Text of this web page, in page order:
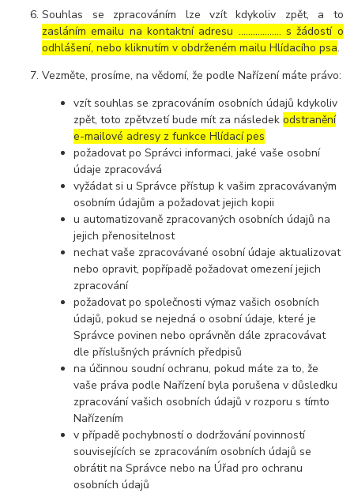
Souhlas se zpracováním lze vzít kdykoliv zpět, a to
zasláním emailu na kontaktní adresu ..……………. s žádostí o
odhlášení, nebo kliknutím v obdrženém mailu Hlídacího psa.
Vezměte, prosíme, na vědomí, že podle Nařízení máte právo:
vzít souhlas se zpracováním osobních údajů kdykoliv
zpět, toto zpětvzetí bude mít za následekodstranění
e-mailové adresy z funkce Hlídací pes
požadovat po Správci informaci, jaké vaše osobní
údaje zpracovává
vyžádat si u Správce přístup k vašim zpracovávaným
osobním údajům a požadovat jejich kopii
u automatizovaně zpracovaných osobních údajů na
jejich přenositelnost
nechat vaše zpracovávané osobní údaje aktualizovat
nebo opravit, popřípadě požadovat omezení jejich
zpracování
požadovat po společnosti výmaz vašich osobních
údajů, pokud se nejedná o osobní údaje, které je
Správce povinen nebo oprávněn dále zpracovávat
dle příslušných právních předpisů
na účinnou soudní ochranu, pokud máte za to, že
vaše práva podle Nařízení byla porušena v důsledku
zpracování vašich osobních údajů v rozporu s tímto
Nařízením
v případě pochybností o dodržování povinností
souvisejících se zpracováním osobních údajů se
obrátit na Správce nebo na Úřad pro ochranu
osobních údajů